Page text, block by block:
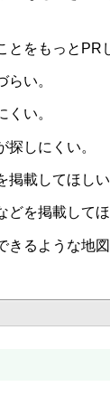
とをもっとPR
らい。
くい。
探しにくい。
掲載してほしい
どを掲載してほ
きるような地